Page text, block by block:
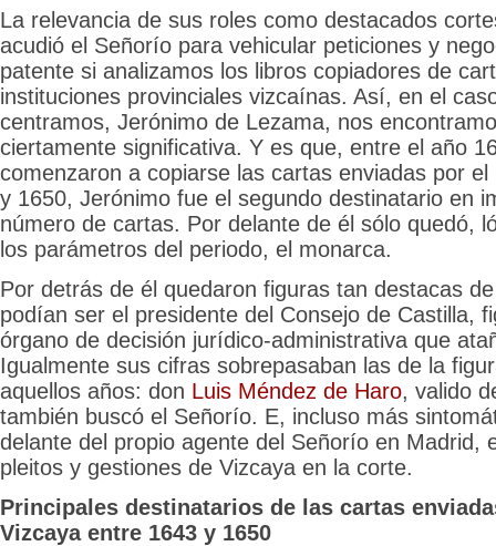
La relevancia de sus roles como destacados
acudió el Señorío para vehicular peticiones y
patente si analizamos los libros copiadores de
instituciones provinciales vizcaínas. Así, en el
centramos, Jerónimo de Lezama, nos
ciertamente significativa. Y es que, entre el año
comenzaron a copiarse las cartas enviadas por
y 1650, Jerónimo fue el segundo destinatario en
número de cartas. Por delante de él sólo quedó,
los parámetros del periodo, el monarca.
Por detrás de él quedaron figuras tan destacas
podían ser el presidente del Consejo de Castilla,
órgano de decisión jurídico-administrativa que
Igualmente sus cifras sobrepasaban las de la
aquellos años: don Luis Méndez de Haro, valido
también buscó el Señorío. E, incluso más
delante del propio agente del Señorío en Madrid,
pleitos y gestiones de Vizcaya en la corte.
Principales destinatarios de las cartas
Vizcaya entre 1643 y 1650